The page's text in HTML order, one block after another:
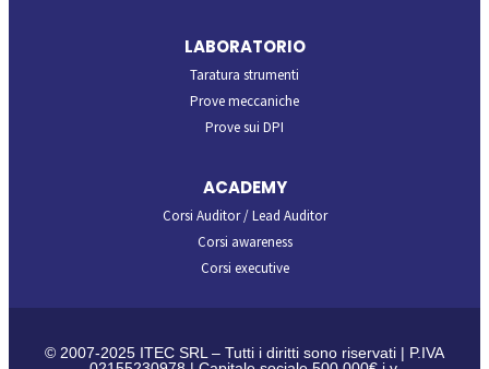
LABORATORIO
Taratura strumenti
Prove meccaniche
Prove sui DPI
ACADEMY
Corsi Auditor / Lead Auditor
Corsi awareness
Corsi executive
© 2007-2025 ITEC SRL – Tutti i diritti sono riservati | P.IVA